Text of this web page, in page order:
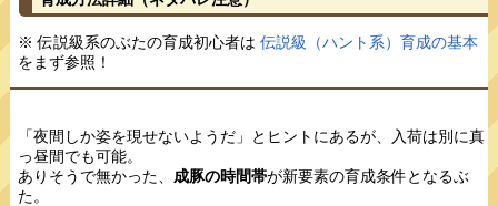
※ 伝説級系のぶたの育成初心者は伝説級（ハント系）育成の基本
をまず参照！
「夜間しか姿を現せないようだ」とヒントにあるが、入荷は別に真
っ昼間でも可能。
ありそうで無かった、 成豚の時間帯が新要素の育成条件となるぶ
た。